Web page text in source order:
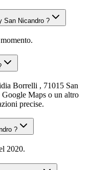
San Nicandro ?
Borrelli , 71015 San
Maps o un altro
precise.
?
2020.